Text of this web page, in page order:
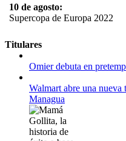
10 de agosto:
Supercopa de Europa 2022
11 al 21 de agosto:
Campeonato Europeo de
12 de agosto:
Empieza La Liga 2022-2023
Titulares
Omier debuta en
Walmart abre una nueva
Managua